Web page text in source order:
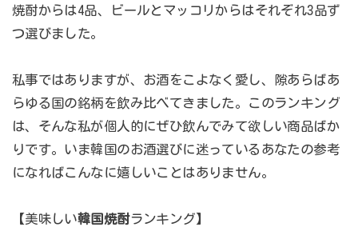
焼酎からは4品、ビールとマッコリからはそれぞれ3品ず
つ選びました。
私事ではありますが、お酒をこよなく愛し、隙あらばあ
らゆる国の銘柄を飲み比べてきました。このランキング
は、そんな私が個人的にぜひ飲んでみて欲しい商品ばか
りです。いま韓国のお酒選びに迷っているあなたの参考
になればこんなに嬉しいことはありません。
【美味しい韓国焼酎ランキング】